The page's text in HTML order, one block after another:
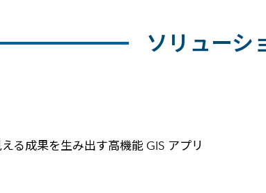
ソリューシ
る成果を生み出す高機能 GIS アプリ